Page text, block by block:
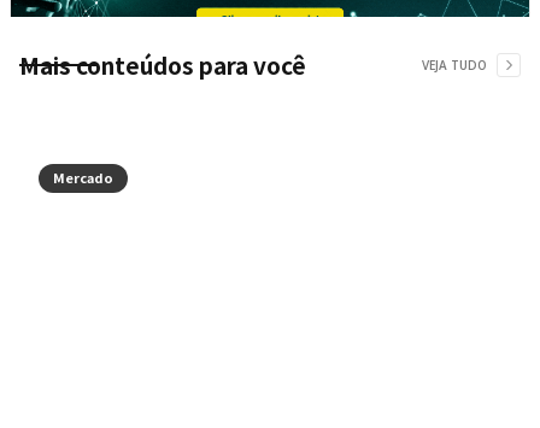
Mais conteúdos para você VEJA TUDO
Mercado